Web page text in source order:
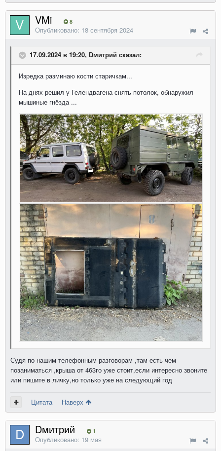
VMi 8
Опубликовано: 18 сентября 2024
17.09.2024 в 19:20, Dмитрий сказал:
Изредка разминаю кости старичкам...
На днях решил у Гелендвагена снять потолок, обнаружил
мышиные гнёзда ...
Судя по нашим телефонным разговорам ,там есть чем
позаниматься ,крыша от 463го уже стоит,если интересно звоните
или пишите в личку,но только уже на следующий год
Цитата Наверх
Dмитрий 1
Опубликовано: 19 мая